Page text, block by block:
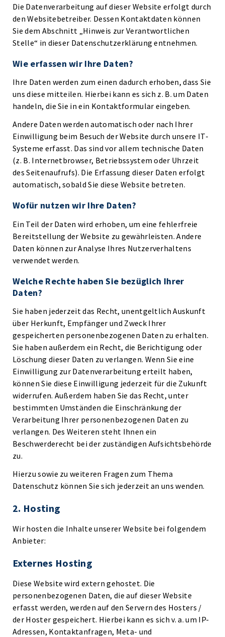
Die Datenverarbeitung auf dieser Website erfolgt durch
den Websitebetreiber. Dessen Kontaktdaten können
Sie dem Abschnitt „Hinweis zur Verantwortlichen
Stelle“ in dieser Datenschutzerklärung entnehmen.
Wie erfassen wir Ihre Daten?
Ihre Daten werden zum einen dadurch erhoben, dass Sie
uns diese mitteilen. Hierbei kann es sich z. B. um Daten
handeln, die Sie in ein Kontaktformular eingeben.
Andere Daten werden automatisch oder nach Ihrer
Einwilligung beim Besuch der Website durch unsere IT-
Systeme erfasst. Das sind vor allem technische Daten
(z. B. Internetbrowser, Betriebssystem oder Uhrzeit
des Seitenaufrufs). Die Erfassung dieser Daten erfolgt
automatisch, sobald Sie diese Website betreten.
Wofür nutzen wir Ihre Daten?
Ein Teil der Daten wird erhoben, um eine fehlerfreie
Bereitstellung der Website zu gewährleisten. Andere
Daten können zur Analyse Ihres Nutzerverhaltens
verwendet werden.
Welche Rechte haben Sie bezüglich Ihrer
Daten?
Sie haben jederzeit das Recht, unentgeltlich Auskunft
über Herkunft, Empfänger und Zweck Ihrer
gespeicherten personenbezogenen Daten zu erhalten.
Sie haben außerdem ein Recht, die Berichtigung oder
Löschung dieser Daten zu verlangen. Wenn Sie eine
Einwilligung zur Datenverarbeitung erteilt haben,
können Sie diese Einwilligung jederzeit für die Zukunft
widerrufen. Außerdem haben Sie das Recht, unter
bestimmten Umständen die Einschränkung der
Verarbeitung Ihrer personenbezogenen Daten zu
verlangen. Des Weiteren steht Ihnen ein
Beschwerderecht bei der zuständigen Aufsichtsbehörde
zu.
Hierzu sowie zu weiteren Fragen zum Thema
Datenschutz können Sie sich jederzeit an uns wenden.
2. Hosting
Wir hosten die Inhalte unserer Website bei folgendem
Anbieter:
Externes Hosting
Diese Website wird extern gehostet. Die
personenbezogenen Daten, die auf dieser Website
erfasst werden, werden auf den Servern des Hosters /
der Hoster gespeichert. Hierbei kann es sich v. a. um IP-
Adressen, Kontaktanfragen, Meta- und